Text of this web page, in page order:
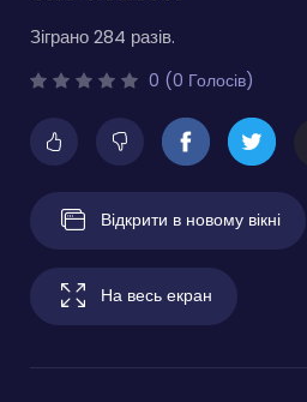
Зіграно 284 разів.
0 (0 Голосів)
Відкрити в новому вікні
На весь екран